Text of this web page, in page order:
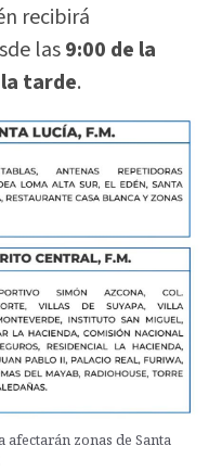
recibirá
las9:00 de la
tarde.
zonas de Santa